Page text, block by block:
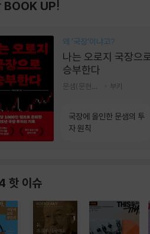
BOOK UP!
왜 ‘국장‘이냐고?
나는 오로지 국장으
승부한다
부키
국장에 올인한 문샘의 투
자 원칙
핫 이슈